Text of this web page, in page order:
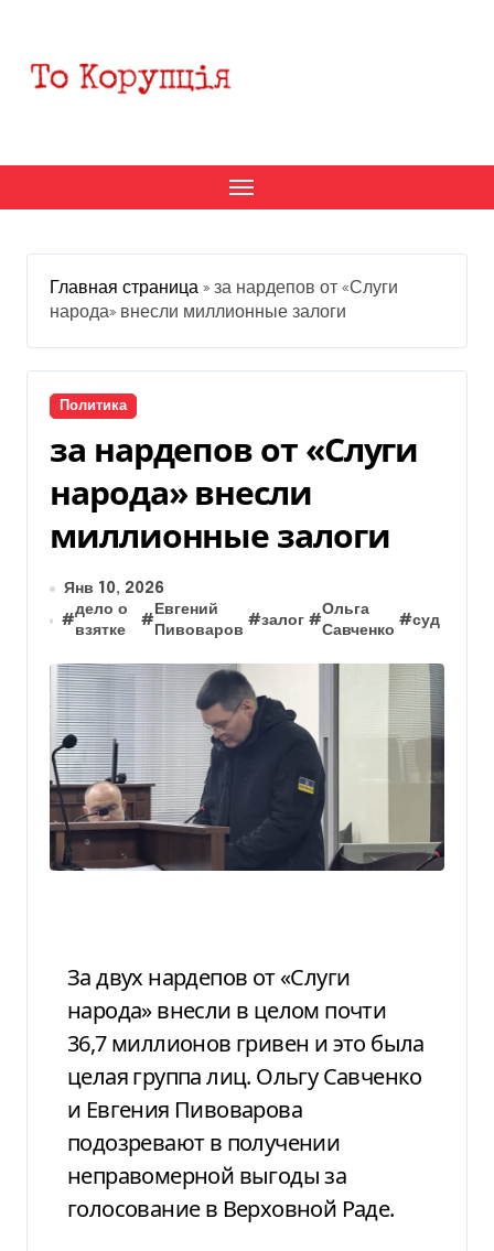
содержанию
Главная страница » за нардепов от «Слуги
народа» внесли миллионные залоги
Политика
за нардепов от «Слуги
народа» внесли
миллионные залоги
Янв 10, 2026
#
дело о
взятке
#
Евгений
Пивоваров
#залог #
Ольга
Савченко
#суд
За двух нардепов от «Слуги
народа» внесли в целом почти
36,7 миллионов гривен и это была
целая группа лиц. Ольгу Савченко
и Евгения Пивоварова
подозревают в получении
неправомерной выгоды за
голосование в Верховной Раде.